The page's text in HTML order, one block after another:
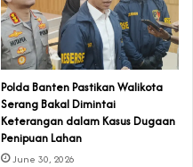
Polda Banten Pastikan Walikota
Serang Bakal Dimintai
Keterangan dalam Kasus Dugaan
Penipuan Lahan
June 30, 2026